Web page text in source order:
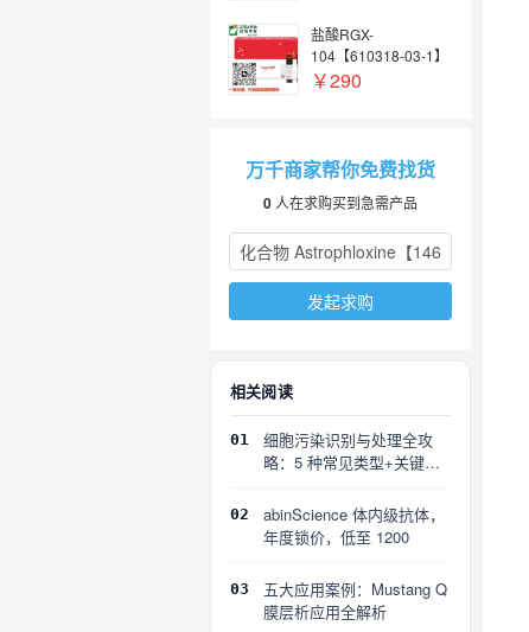
盐酸RGX-
104【610318-03-1】
￥290
万千商家帮你免费找货
0 人在求购买到急需产品
发起求购
相关阅读
01
细胞污染识别与处理全攻
略：5 种常见类型+关键误
02
abinScience 体内级抗体，
年度锁价，低至 1200
03
五大应用案例：Mustang Q
膜层析应用全解析